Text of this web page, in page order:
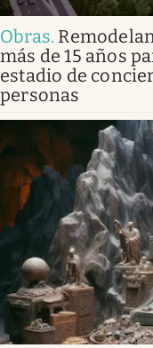
Obras.
más de 15 años
estadio de
personas